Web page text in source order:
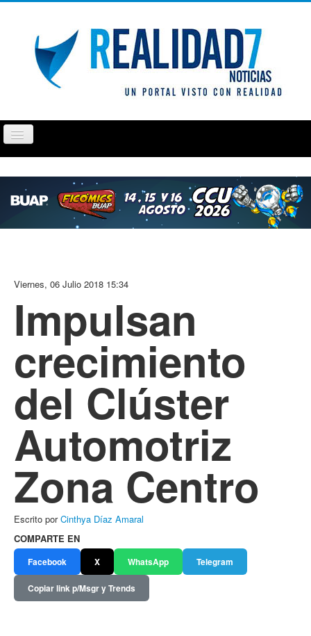
Cambiar
navegación
PUEBLA TLAXCALA OPINIÓN
Viernes, 06 Julio 2018 15:34
Impulsan
crecimiento
del Clúster
Automotriz
Zona Centro
Escrito porCinthya Díaz Amaral
COMPARTE EN
Facebook X WhatsApp Telegram
Copiar link p/Msgr y Trends